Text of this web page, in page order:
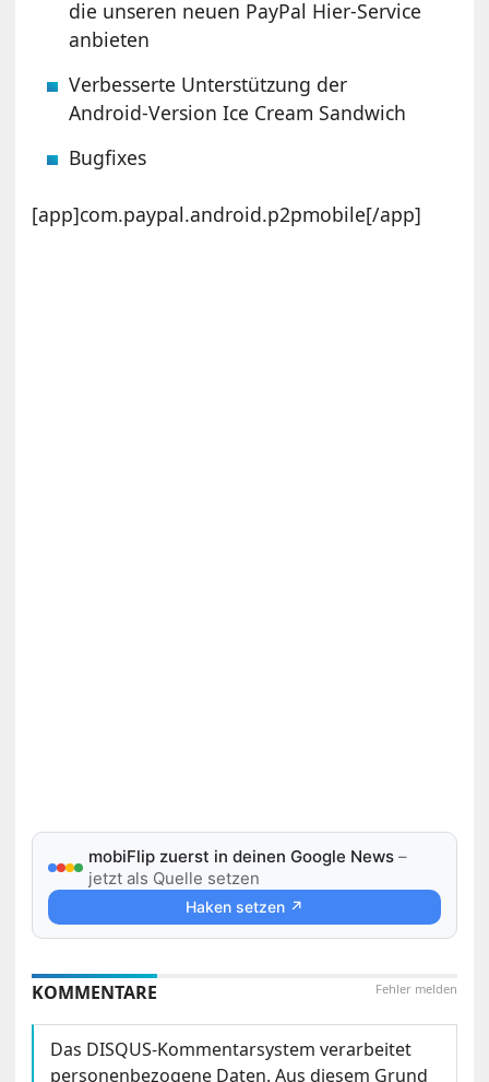
die unseren neuen PayPal Hier-Service
anbieten
Verbesserte Unterstützung der
Android-Version Ice Cream Sandwich
Bugfixes
[app]com.paypal.android.p2pmobile[/app]
mobiFlip zuerst in deinen Google News –
jetzt als Quelle setzen
Haken setzen ↗
Fehler melden
KOMMENTARE
Das DISQUS-Kommentarsystem verarbeitet
personenbezogene Daten. Aus diesem Grund